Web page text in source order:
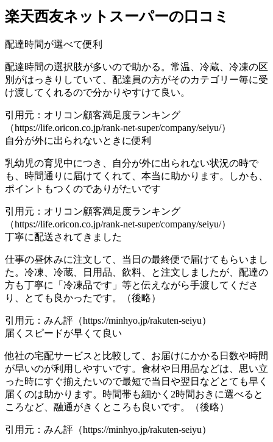
楽天西友ネットスーパーの口コミ
配達時間が選べて便利
配達時間の選択肢が多いので助かる。常温、冷蔵、冷凍の区
別がはっきりしていて、配達員の方がそのカテゴリー毎に受
け渡してくれるので分かりやすけて良い。
引用元：オリコン顧客満足度ランキング
（https://life.oricon.co.jp/rank-net-super/company/seiyu/）
自分が外に出られないときに便利
乳幼児の育児中につき、自分が外に出られない状況の時で
も、時間通りに届けてくれて、本当に助かります。しかも、
ポイントもつくのでありがたいです
引用元：オリコン顧客満足度ランキング
（https://life.oricon.co.jp/rank-net-super/company/seiyu/）
丁寧に配送されてきました
仕事の昼休みに注文して、当日の最終便で届けてもらいまし
た。冷凍、冷蔵、日用品、飲料、と注文しましたが、配達の
方も丁寧に「冷凍品です」等と伝えながら手渡してくださ
り、とても良かったです。（後略）
引用元：みん評（https://minhyo.jp/rakuten-seiyu）
届くスピードが早くて良い
他社の宅配サービスと比較して、お届けにかかる日数や時間
が早いのが利用しやすいです。食材や日用品などは、思い立
った時にすぐ揃えたいので最短で当日や翌日などとても早く
届くのは助かります。時間帯も細かく2時間おきに選べると
ころなど、融通がきくところも良いです。（後略）
引用元：みん評（https://minhyo.jp/rakuten-seiyu）